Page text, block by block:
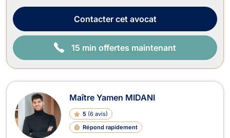
grande combativité d...Contactercet avocat
15 min offertes maintenant
Maître Yamen MIDANI
5 (6 avis)
Répond rapidement